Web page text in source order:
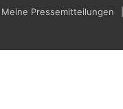
Meine Pressemitteilungen